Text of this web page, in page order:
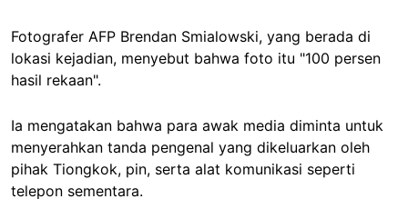
Fotografer AFP Brendan Smialowski, yang berada di
lokasi kejadian, menyebut bahwa foto itu "100 persen
hasil rekaan".
Ia mengatakan bahwa para awak media diminta untuk
menyerahkan tanda pengenal yang dikeluarkan oleh
pihak Tiongkok, pin, serta alat komunikasi seperti
telepon sementara.